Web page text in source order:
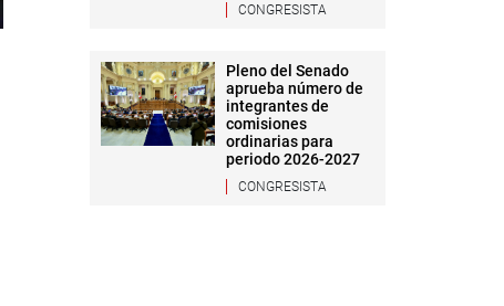
CONGRESISTA
Pleno del Senado
aprueba número de
integrantes de
comisiones
ordinarias para
periodo 2026-2027
CONGRESISTA